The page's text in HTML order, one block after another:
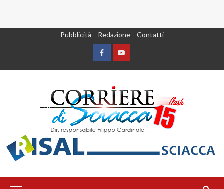
Pubblicità Redazione Contatti
FacebookYountube